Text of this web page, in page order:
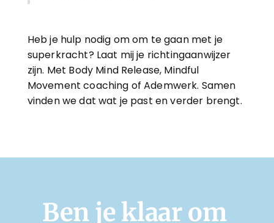
Heb je hulp nodig om om te gaan met je
superkracht? Laat mij je richtingaanwijzer
zijn. Met Body Mind Release, Mindful
Movement coaching of Ademwerk. Samen
vinden we dat wat je past en verder brengt.
Ben je klaar om